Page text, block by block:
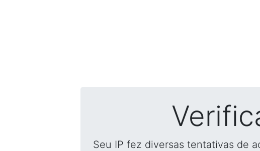
Seu IP fez diversas tentativas de